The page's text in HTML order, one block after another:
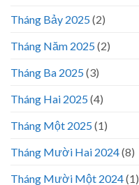
Tháng Bảy 2025(2)
Tháng Năm 2025(2)
Tháng Ba 2025(3)
Tháng Hai 2025(4)
Tháng Một 2025(1)
Tháng Mười Hai 2024(8)
Tháng Mười Một 2024(1)